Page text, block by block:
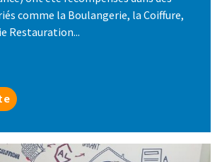
comme la Boulangerie, la Coiffure,
Restauration...